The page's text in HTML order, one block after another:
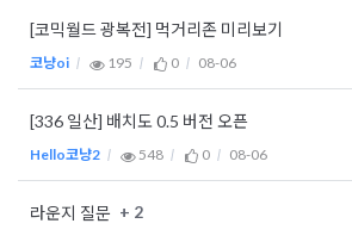
[코믹월드 광복전] 먹거리존 미리보기
코냥oi 195 0 08-06
[336 일산] 배치도 0.5 버전 오픈
Hello코냥2 548 0 08-06
라운지 질문 + 2